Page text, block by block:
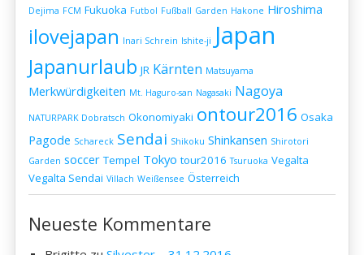
Dejima FCM Fukuoka Futbol Fußball Garden Hakone Hiroshima
ilovejapan Inari Schrein Ishite-ji Japan
Japanurlaub JR Kärnten Matsuyama
Merkwürdigkeiten Mt. Haguro-san Nagasaki Nagoya
NATURPARK Dobratsch Okonomiyaki ontour2016 Osaka
Pagode Schareck Sendai Shikoku Shinkansen Shirotori
Garden soccer Tempel Tokyo tour2016 Tsuruoka Vegalta
Vegalta Sendai Villach Weißensee Österreich
Neueste Kommentare